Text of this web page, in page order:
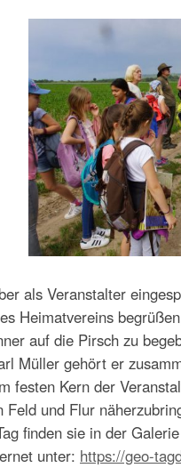
als Veranstalter
Heimatvereins
auf die Pirsch zu
Müller gehört er
festen Kern der
Feld und Flur
finden sie in der
unter: https://geo-